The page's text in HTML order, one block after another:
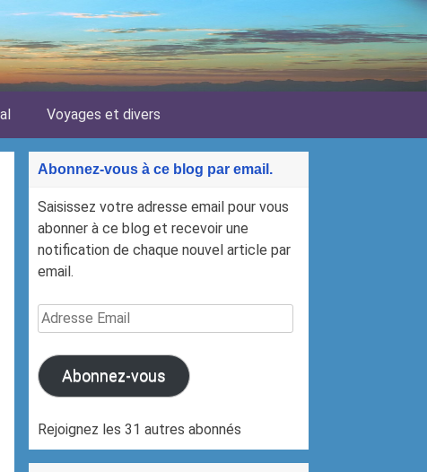
Voyages et divers
Abonnez-vous à ce blog par email.
Saisissez votre adresse email pour vous
abonner à ce blog et recevoir une
notification de chaque nouvel article par
email.
Adresse
Email
Abonnez-vous
Rejoignez les 31 autres abonnés